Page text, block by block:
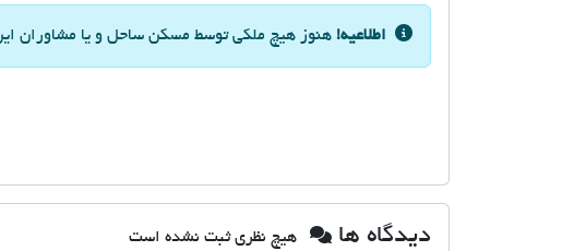
اطلاعیه! هنوز هیچ ملکی توسط مسکن ساحل و یا مشاوران
دیدگاه ها هیچ نظری ثبت نشده است